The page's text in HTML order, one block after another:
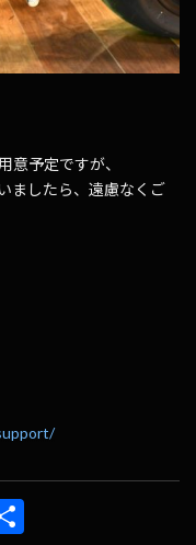
意予定ですが、
ましたら、遠慮なくご